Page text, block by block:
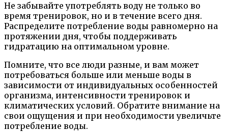
Не забывайте употреблять воду не только во
время тренировок, но и в течение всего дня.
Распределите потребление воды равномерно на
протяжении дня, чтобы поддерживать
гидратацию на оптимальном уровне.
Помните, что все люди разные, и вам может
потребоваться больше или меньше воды в
зависимости от индивидуальных особенностей
организма, интенсивности тренировок и
климатических условий. Обратите внимание на
свои ощущения и при необходимости увеличьте
потребление воды.